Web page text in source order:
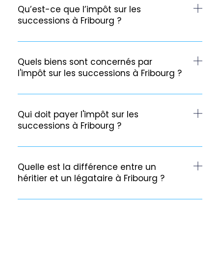
Qu’est-ce que l’impôt sur les
successions à Fribourg ?
Quels biens sont concernés par
l'impôt sur les successions à Fribourg ?
Qui doit payer l'impôt sur les
successions à Fribourg ?
Quelle est la différence entre un
héritier et un légataire à Fribourg ?